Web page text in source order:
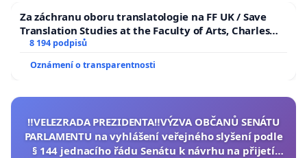
Za záchranu oboru translatologie na FF UK / Save
Translation Studies at the Faculty of Arts, Charles
University
8 194 podpisů
Oznámení o transparentnosti
‼️VELEZRADA PREZIDENTA‼️VÝZVA OBČANŮ SENÁTU
PARLAMENTU na vyhlášení veřejného slyšení podle
§ 144 jednacího řádu Senátu k návrhu na přijetí